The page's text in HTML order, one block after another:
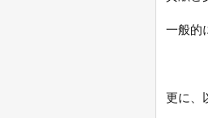
一般的
更に、